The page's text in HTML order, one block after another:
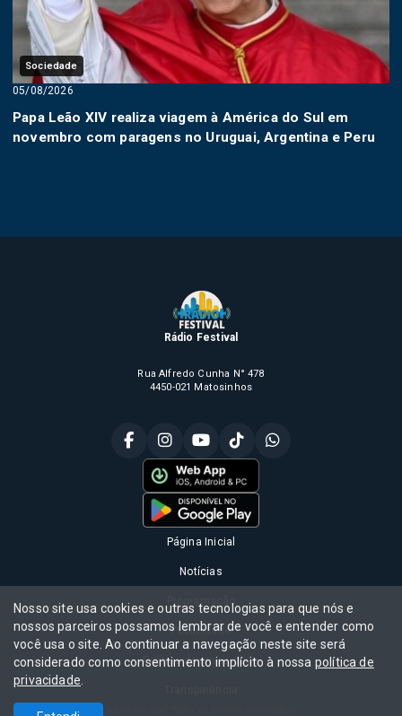
Sociedade
05/08/2026
Papa Leão XIV realiza viagem à América do Sul em
novembro com paragens no Uruguai, Argentina e Peru
Rádio Festival
Rua Alfredo Cunha N° 478
4450-021 Matosinhos
Página Inicial
Notícias
Programação
Publicidade
Política de privacidade
Nosso site usa cookies e outras tecnologias para que nós e
nossos parceiros possamos lembrar de você e entender como
você usa o site. Ao continuar a navegação neste site será
considerado como consentimento implícito à nossa política de
privacidade